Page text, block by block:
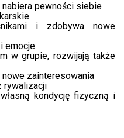
pewności siebie
i zdobywa nowe
emocje
w grupie, rozwijają także
zainteresowania
rywalizacji
kondycję fizyczną i